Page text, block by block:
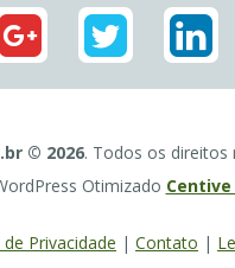
© 2026. Todos os direitos
Otimizado
Privacidade | Contato |